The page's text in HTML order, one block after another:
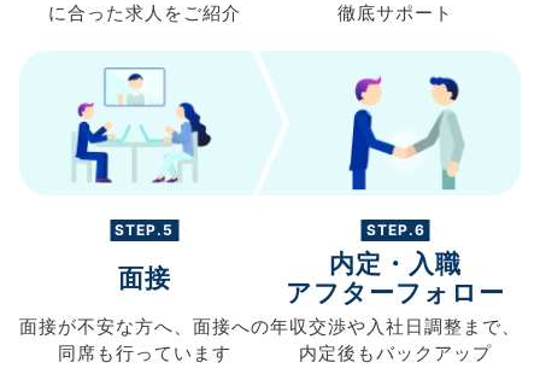
に合った求人を ご紹介
徹底サポート
STEP.5
面接
面接が不安な方へ、 面接への
同席も行っています
STEP.6
内定・入職
アフターフォロー
年収交渉や入社日調整まで、
内定後もバックアップ